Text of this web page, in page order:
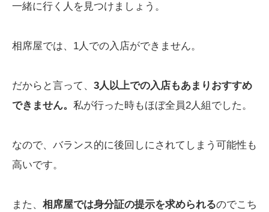
一緒に行く人を見つけましょう。
相席屋では、1人での入店ができません。
だからと言って、 3人以上での入店もあまりおすすめ
できません。 私が行った時もほぼ全員2人組でした。
なので、バランス的に後回しにされてしまう可能性も
高いです。
また、 相席屋では身分証の提示を求められるのでこち